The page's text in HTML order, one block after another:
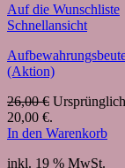
Auf die Wunschliste
Schnellansicht
(Aktion)
26,00€
20,00 €.
In den Warenkorb
inkl. 19 % MwSt.